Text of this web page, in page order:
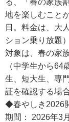
る、「春の家族
地を楽しむこと
日。料金は、大
ション乗り放題
対象は、春の家
（中学生から64
生、短大生、専
証を確認する場
◆春やしき2026
期間： 2026年3